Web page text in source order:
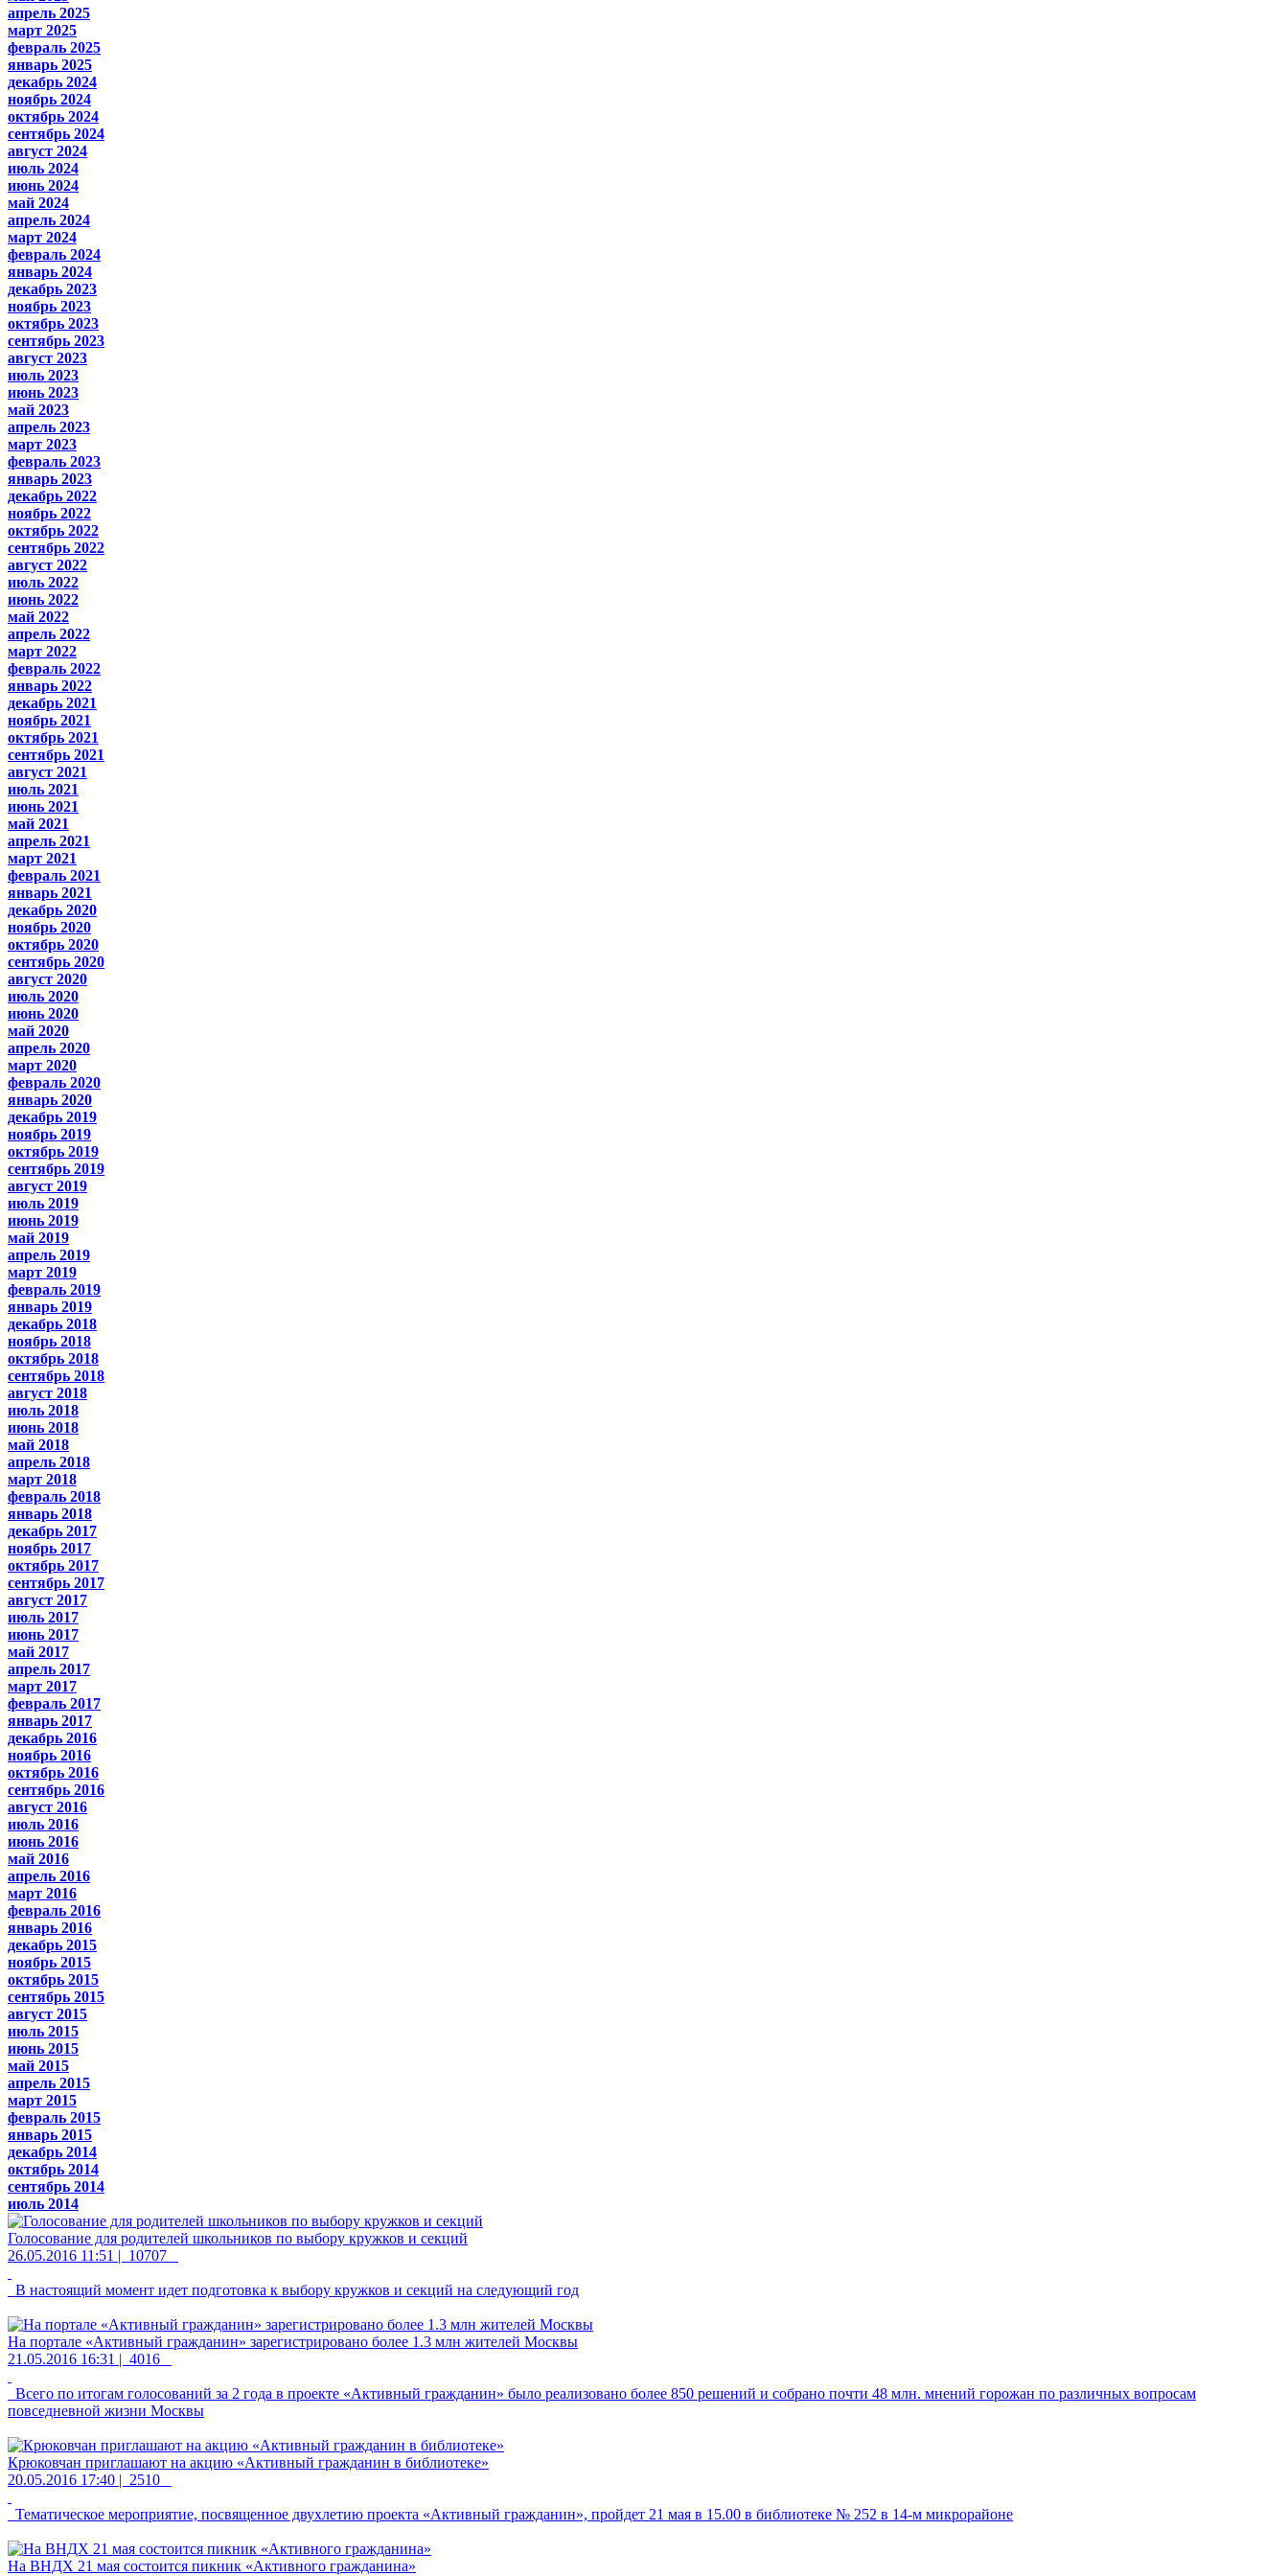
апрель 2025
март 2025
февраль 2025
январь 2025
декабрь 2024
ноябрь 2024
октябрь 2024
сентябрь 2024
август 2024
июль 2024
июнь 2024
май 2024
апрель 2024
март 2024
февраль 2024
январь 2024
декабрь 2023
ноябрь 2023
октябрь 2023
сентябрь 2023
август 2023
июль 2023
июнь 2023
май 2023
апрель 2023
март 2023
февраль 2023
январь 2023
декабрь 2022
ноябрь 2022
октябрь 2022
сентябрь 2022
август 2022
июль 2022
июнь 2022
май 2022
апрель 2022
март 2022
февраль 2022
январь 2022
декабрь 2021
ноябрь 2021
октябрь 2021
сентябрь 2021
август 2021
июль 2021
июнь 2021
май 2021
апрель 2021
март 2021
февраль 2021
январь 2021
декабрь 2020
ноябрь 2020
октябрь 2020
сентябрь 2020
август 2020
июль 2020
июнь 2020
май 2020
апрель 2020
март 2020
февраль 2020
январь 2020
декабрь 2019
ноябрь 2019
октябрь 2019
сентябрь 2019
август 2019
июль 2019
июнь 2019
май 2019
апрель 2019
март 2019
февраль 2019
январь 2019
декабрь 2018
ноябрь 2018
октябрь 2018
сентябрь 2018
август 2018
июль 2018
июнь 2018
май 2018
апрель 2018
март 2018
февраль 2018
январь 2018
декабрь 2017
ноябрь 2017
октябрь 2017
сентябрь 2017
август 2017
июль 2017
июнь 2017
май 2017
апрель 2017
март 2017
февраль 2017
январь 2017
декабрь 2016
ноябрь 2016
октябрь 2016
сентябрь 2016
август 2016
июль 2016
июнь 2016
май 2016
апрель 2016
март 2016
февраль 2016
январь 2016
декабрь 2015
ноябрь 2015
октябрь 2015
сентябрь 2015
август 2015
июль 2015
июнь 2015
май 2015
апрель 2015
март 2015
февраль 2015
январь 2015
декабрь 2014
октябрь 2014
сентябрь 2014
июль 2014
Голосование для родителей школьников по выбору кружков и секций
26.05.2016 11:51 | 10707
В настоящий момент идет подготовка к выбору кружков и секций на следующий год
На портале «Активный гражданин» зарегистрировано более 1.3 млн жителей Москвы
21.05.2016 16:31 | 4016
Всего по итогам голосований за 2 года в проекте «Активный гражданин» было реализовано более 850 решений и собрано почти 48 млн. мнений горожан по различных вопросам
повседневной жизни Москвы
Крюковчан приглашают на акцию «Активный гражданин в библиотеке»
20.05.2016 17:40 | 2510
Тематическое мероприятие, посвященное двухлетию проекта «Активный гражданин», пройдет 21 мая в 15.00 в библиотеке № 252 в 14-м микрорайоне
На ВНДХ 21 мая состоится пикник «Активного гражданина»